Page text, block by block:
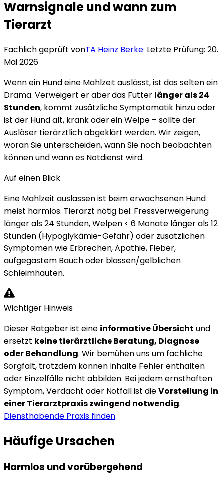
Warnsignale und wann zum
Tierarzt
Fachlich geprüft vonTA Heinz Berke· Letzte Prüfung: 20.
Mai 2026
Wenn ein Hund eine Mahlzeit auslässt, ist das selten ein
Drama. Verweigert er aber das Futter länger als 24
Stunden, kommt zusätzliche Symptomatik hinzu oder
ist der Hund alt, krank oder ein Welpe – sollte der
Auslöser tierärztlich abgeklärt werden. Wir zeigen,
woran Sie unterscheiden, wann Sie noch beobachten
können und wann es Notdienst wird.
Auf einen Blick
Eine Mahlzeit auslassen ist beim erwachsenen Hund
meist harmlos. Tierarzt nötig bei: Fressverweigerung
länger als 24 Stunden, Welpen < 6 Monate länger als 12
Stunden (Hypoglykämie-Gefahr) oder zusätzlichen
Symptomen wie Erbrechen, Apathie, Fieber,
aufgegastem Bauch oder blassen/gelblichen
Schleimhäuten.
Wichtiger Hinweis
Dieser Ratgeber ist eine informative Übersicht und
ersetzt keine tierärztliche Beratung, Diagnose
oder Behandlung. Wir bemühen uns um fachliche
Sorgfalt, trotzdem können Inhalte Fehler enthalten
oder Einzelfälle nicht abbilden. Bei jedem ernsthaften
Symptom, Verdacht oder Notfall ist dieVorstellung in
einer Tierarztpraxis zwingend notwendig.
Diensthabende Praxis finden.
Häufige Ursachen
Harmlos und vorübergehend